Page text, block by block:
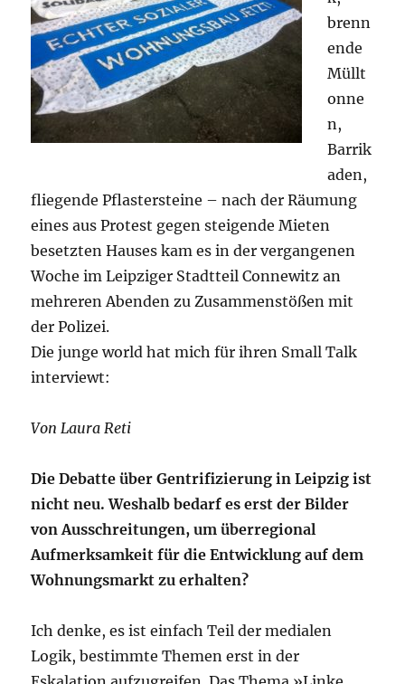
brenn
ende
Müllt
onne
n,
Barrik
aden,
fliegende Pflastersteine – nach der Räumung
eines aus Protest gegen steigende Mieten
besetzten Hauses kam es in der vergangenen
Woche im Leipziger Stadtteil Connewitz an
mehreren Abenden zu Zusammenstößen mit
der Polizei.
Die junge world hat mich für ihren Small Talk
interviewt:
Von Laura Reti
Die Debatte über Gentrifizierung in Leipzig ist
nicht neu. ­Weshalb bedarf es erst der Bilder
von Ausschreitungen, um überregional
Aufmerksamkeit für die Entwicklung auf dem
­Wohnungsmarkt zu erhalten?
Ich denke, es ist einfach Teil der medialen
Logik, bestimmte Themen erst in der